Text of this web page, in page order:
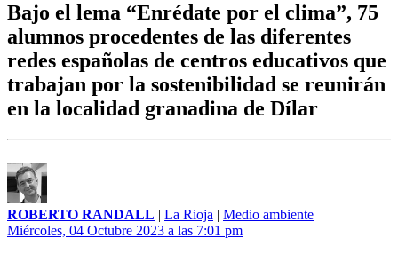
Bajo el lema “Enrédate por el clima”, 75
alumnos procedentes de las diferentes
redes españolas de centros educativos que
trabajan por la sostenibilidad se reunirán
en la localidad granadina de Dílar
ROBERTO RANDALL | La Rioja | Medio ambiente
Miércoles, 04 Octubre 2023 a las 7:01 pm